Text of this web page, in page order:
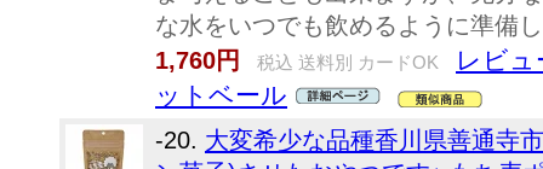
な水をいつでも飲めるように準備
1,760円
税込 送料別 カードOK
レビュ
ットベール
-20. 大変希少な品種香川県善通寺